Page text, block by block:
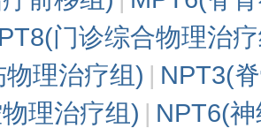
门诊综合物理治
理治疗组) | NPT3(
理治疗组) | NPT6(